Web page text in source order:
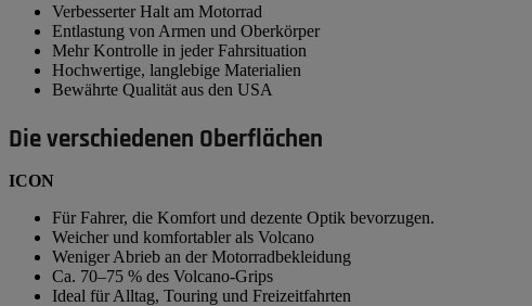
Verbesserter Halt am Motorrad
Entlastung von Armen und Oberkörper
Mehr Kontrolle in jeder Fahrsituation
Hochwertige, langlebige Materialien
Bewährte Qualität aus den USA
Die verschiedenen Oberflächen
ICON
Für Fahrer, die Komfort und dezente Optik bevorzugen.
Weicher und komfortabler als Volcano
Weniger Abrieb an der Motorradbekleidung
Ca. 70–75 % des Volcano-Grips
Ideal für Alltag, Touring und Freizeitfahrten